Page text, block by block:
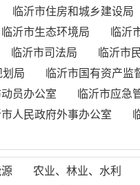
临沂市住房和城乡建设局
临沂市生态环境局
临沂
临沂市司法局
临沂市
划局
临沂市国有资产监
员办公室
临沂市应急
市人民政府外事办公室
农业、林业、水利